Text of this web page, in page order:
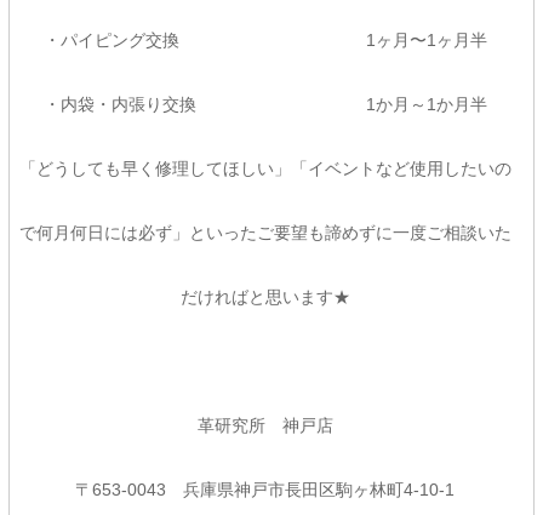
・パイピング交換 1ヶ月〜1ヶ月半
・内袋・内張り交換 1か月～1か月半
「どうしても早く修理してほしい」「イベントなど使用したいの
で何月何日には必ず」といったご要望も諦めずに一度ご相談いた
だければと思います★
革研究所 神戸店
〒653-0043 兵庫県神戸市長田区駒ヶ林町4-10-1